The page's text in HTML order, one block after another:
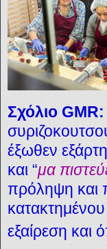
Σχόλιο GMR:
έξωθεν
και “μα
πρόληψη και
εξαίρεση και